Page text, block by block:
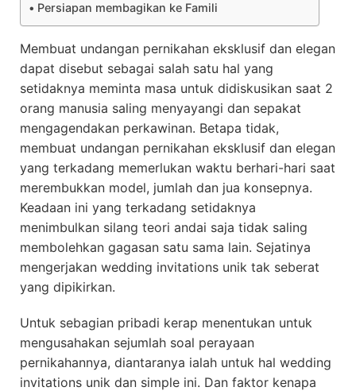
Persiapan membagikan ke Famili
Membuat undangan pernikahan eksklusif dan elegan
dapat disebut sebagai salah satu hal yang
setidaknya meminta masa untuk didiskusikan saat 2
orang manusia saling menyayangi dan sepakat
mengagendakan perkawinan. Betapa tidak,
membuat undangan pernikahan eksklusif dan elegan
yang terkadang memerlukan waktu berhari-hari saat
merembukkan model, jumlah dan jua konsepnya.
Keadaan ini yang terkadang setidaknya
menimbulkan silang teori andai saja tidak saling
membolehkan gagasan satu sama lain. Sejatinya
mengerjakan wedding invitations unik tak seberat
yang dipikirkan.
Untuk sebagian pribadi kerap menentukan untuk
mengusahakan sejumlah soal perayaan
pernikahannya, diantaranya ialah untuk hal wedding
invitations unik dan simple ini. Dan faktor kenapa